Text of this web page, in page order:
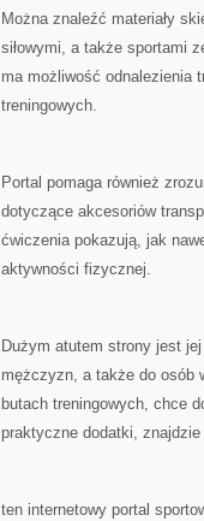
Można znaleźć materiały
siłowymi, a także sportami
ma możliwość odnalezienia
treningowych.
Portal pomaga również
dotyczące akcesoriów
ćwiczenia pokazują, jak
aktywności fizycznej.
Dużym atutem strony jest
mężczyzn, a także do osób
butach treningowych, chce
praktyczne dodatki,
ten internetowy portal